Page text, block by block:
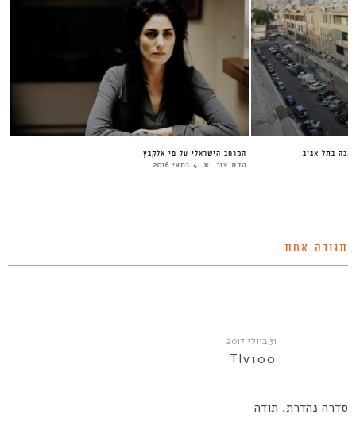
המרחב הישראלי על פי אלקבץ
הדס צור 4 במאי 2016
בתל אביב
תגובה אחת
31 ביולי 2017
Tlv100
סדרה נהדרת. תודה